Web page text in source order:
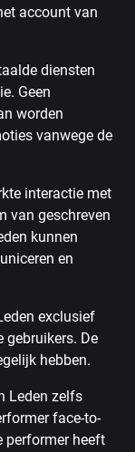
account van
diensten
Geen
worden
vanwege de
interactie met
van geschreven
kunnen
en
exclusief
gebruikers. De
hebben.
Leden zelfs
face-to-
performer heeft